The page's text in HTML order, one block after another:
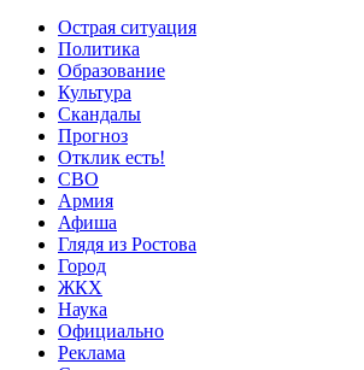
Острая ситуация
Политика
Образование
Культура
Скандалы
Прогноз
Отклик есть!
СВО
Армия
Афиша
Глядя из Ростова
Город
ЖКХ
Наука
Официально
Реклама